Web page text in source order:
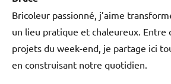
Bricoleur passionné, j’aime
un lieu pratique et chaleureux. Entre
projets du week-end, je partage ici
en construisant notre quotidien.